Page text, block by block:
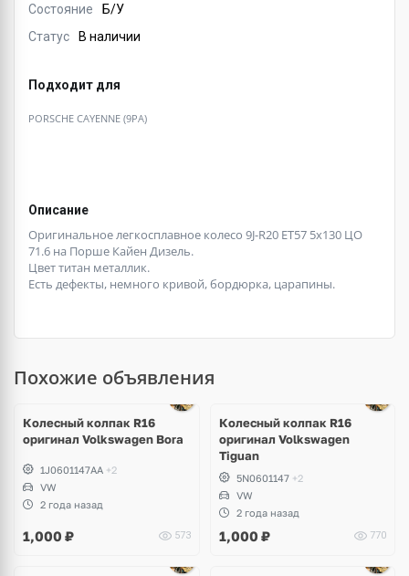
Состояние
Б/У
Статус
В наличии
Подходит для
PORSCHE CAYENNE (9PA)
Описание
Оригинальное легкосплавное колесо 9J-R20 ET57 5x130 ЦО
71.6 на Порше Кайен Дизель.
Цвет титан металлик.
Есть дефекты, немного кривой, бордюрка, царапины.
Похожие объявления
Колесный колпак R16
оригинал Volkswagen Bora
1J0601147AA +2
VW
2 года назад
1,000 ₽ 573
Колесный колпак R16
оригинал Volkswagen
Tiguan
5N0601147 +2
VW
2 года назад
1,000 ₽ 770